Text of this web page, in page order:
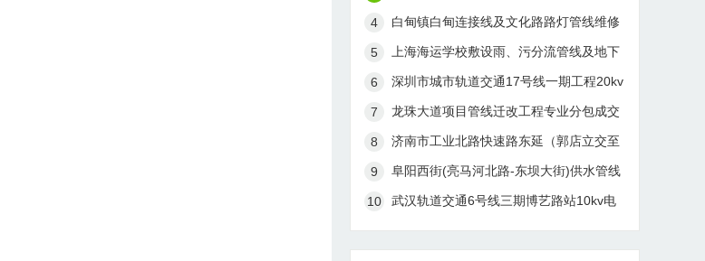
融合发展项目-生态治理类项目勘察设计
果公示）
白甸镇白甸连接线及文化路路灯管线维修
项目
上海海运学校敷设雨、污分流管线及地下
自来水管网工程中标结果公示
深圳市城市轨道交通17号线一期工程20kv
及以下电力管线改迁及恢复工程17601标
龙珠大道项目管线迁改工程专业分包成交
候选人公示
济南市工业北路快速路东延（郭店立交至
大正路）道路建设工程管线迁改工程通讯
施迁移监理预中标公示
阜阳西街(亮马河北路-东坝大街)供水管线
建设工程
武汉轨道交通6号线三期博艺路站10kv电